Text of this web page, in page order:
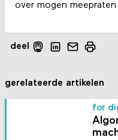
over mogen meepraten
deel
gerelateerde artikelen
for